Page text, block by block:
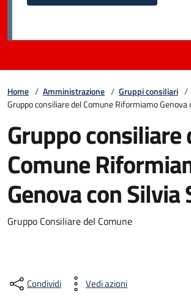
Home / Amministrazione / Gruppi consiliari /
Gruppo consiliare del Comune Riformiamo Genova
Gruppo consiliare
Comune
Genova con Silvia
Gruppo Consiliare del Comune
Condividi Vedi azioni